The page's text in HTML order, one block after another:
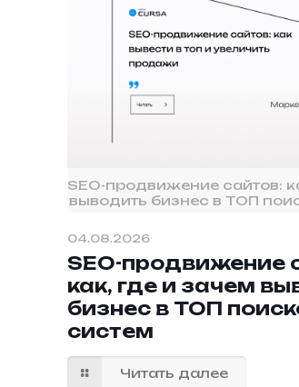
SEO-продвижение сайтов:
выводить бизнес в ТОП
04.08.2026
SEO-продвижение
как, где и зачем
бизнес в ТОП
систем
Читать далее